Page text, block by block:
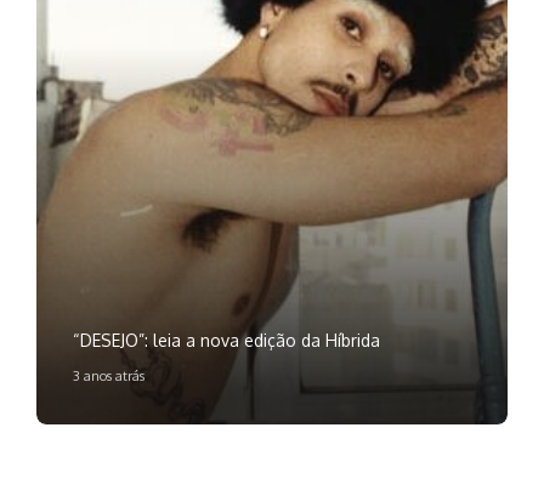
“DESEJO”: leia a nova edição da Híbrida
3 anos atrás